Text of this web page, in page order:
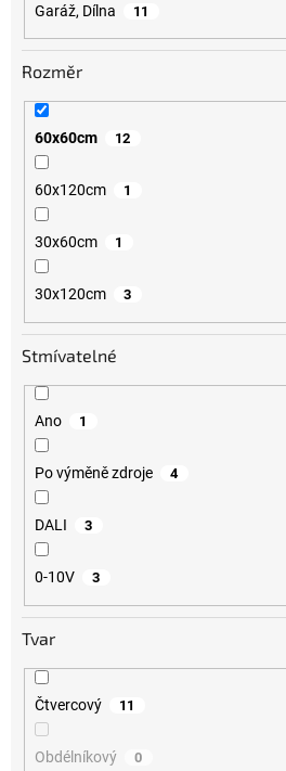
Garáž, Dílna 11
Rozměr
60x60cm 12
60x120cm 1
30x60cm 1
30x120cm 3
Stmívatelné
Ano 1
Po výměně zdroje 4
DALI 3
0-10V 3
Tvar
Čtvercový 11
Obdélníkový 0